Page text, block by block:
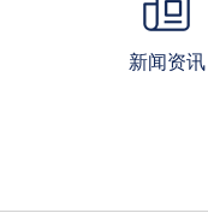
新闻资讯